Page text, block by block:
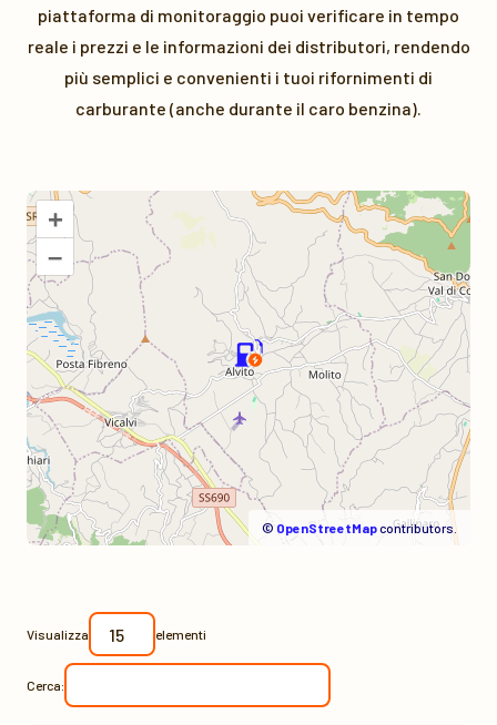
piattaforma di monitoraggio puoi verificare in tempo
reale i prezzi e le informazioni dei distributori, rendendo
più semplici e convenienti i tuoi rifornimenti di
carburante (anche durante il caro benzina).
+
–
© OpenStreetMapcontributors.
Visualizza elementi
Cerca: